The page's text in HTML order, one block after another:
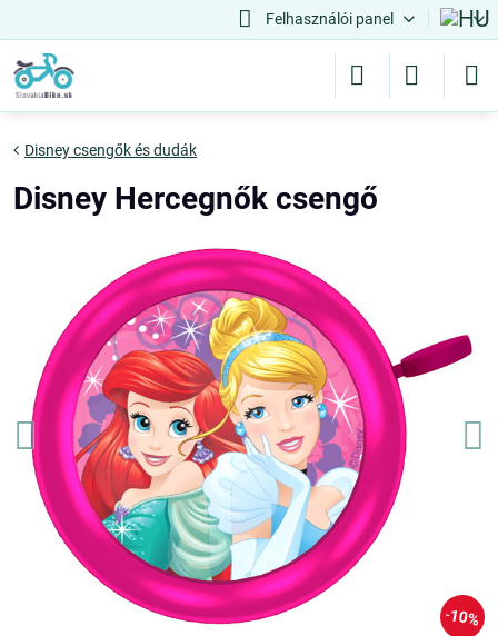
Felhasználói panel
10%
Disney csengők és dudák
Disney Hercegnők csengő